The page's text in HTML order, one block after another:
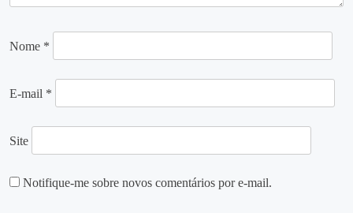
Nome *
E-mail *
Site
Notifique-me sobre novos comentários por e-mail.